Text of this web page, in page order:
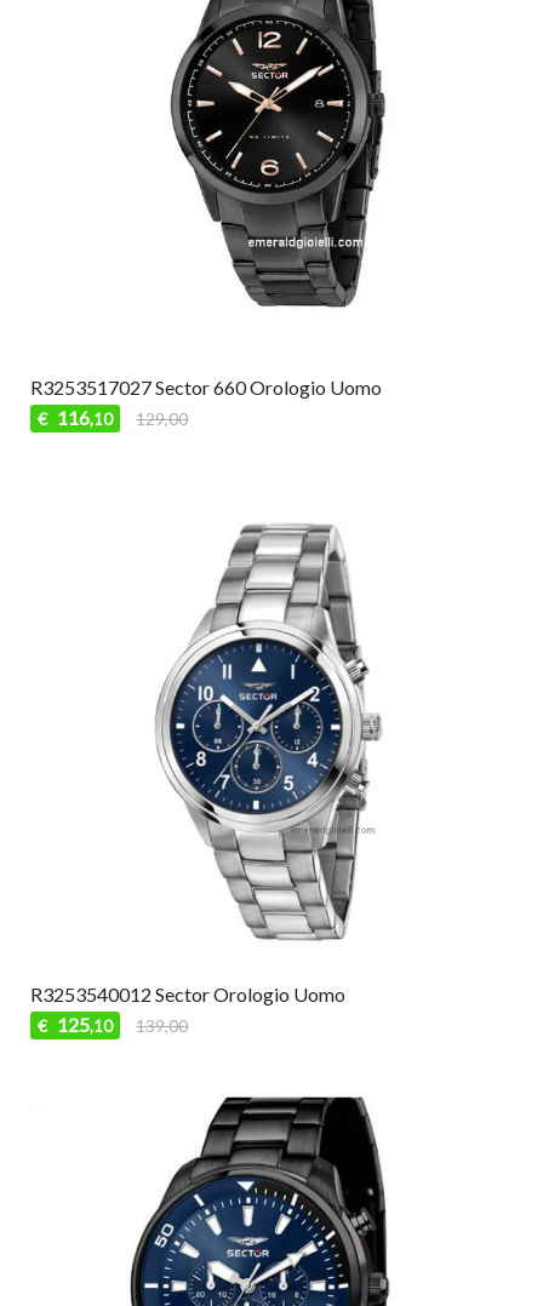
R3253517027 Sector 660 Orologio Uomo
€ 116,10 129,00
R3253540012 Sector Orologio Uomo
€ 125,10 139,00